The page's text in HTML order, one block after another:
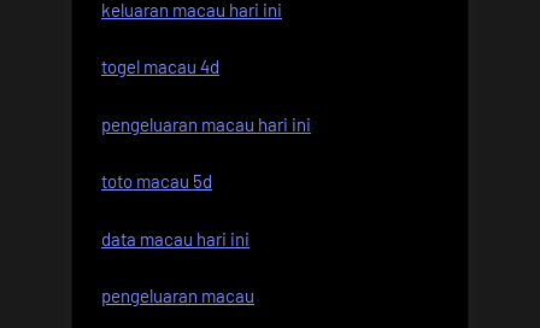
keluaran macau hari ini
togel macau 4d
pengeluaran macau hari ini
toto macau 5d
data macau hari ini
pengeluaran macau